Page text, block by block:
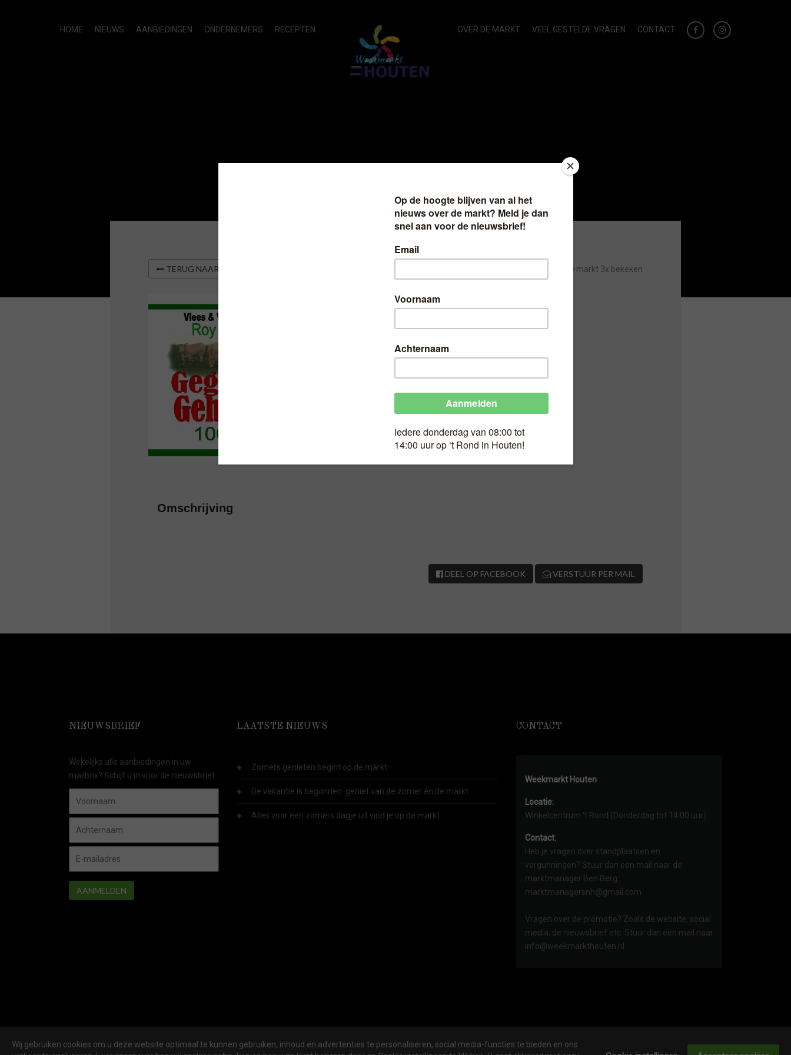
HOME NIEUWS AANBIEDINGEN ONDERNEMERS RECEPTEN OVER DE MARKT VEEL GESTELDE VRAGEN CONTACT
TERUG NAAR OVERZICHT Sinds laatste markt 3x bekeken
Gegrild Gehakt 100gr
Gegrild Gehakt 100gr
Omschrijving
DEEL OP FACEBOOK VERSTUUR PER MAIL
NIEUWSBRIEF
Wekelijks alle aanbiedingen in uw
mailbox? Schijf u in voor de nieuwsbrief.
AANMELDEN
LAATSTE NIEUWS
Zomers genieten begint op de markt
De vakantie is begonnen: geniet van de zomer én de markt
Alles voor een zomers dagje uit vind je op de markt
CONTACT
Weekmarkt Houten
Locatie:
Winkelcentrum ’t Rond (Donderdag tot 14:00 uur)
Contact:
Heb je vragen over standplaatsen en
vergunningen? Stuur dan een mail naar de
marktmanager Ben Berg:
marktmanagersnh@gmail.com
Vragen over de promotie? Zoals de website, social
media, de nieuwsbrief etc. Stuur dan een mail naar
info@weekmarkthouten.nl
Wij gebruiken cookies om u deze website optimaal te kunnen gebruiken, inhoud en advertenties te personaliseren, social media-functies te bieden en ons